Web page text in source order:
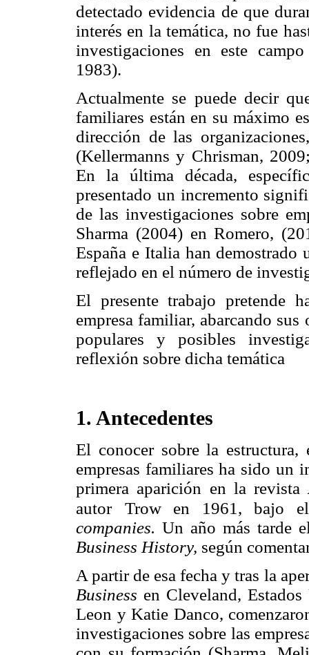
detectado evidencia de que
interés en la temática, no fue
investigaciones en este
1983).
Actualmente se puede decir
familiares están en su máximo
dirección de las
(Kellermanns y Chrisman,
En la última década,
presentado un incremento
de las investigaciones sobre
Sharma (2004) en Romero,
España e Italia han
reflejado en el número de
El presente trabajo pretende
empresa familiar, abarcando
populares y posibles
reflexión sobre dicha temática
1. Antecedentes
El conocer sobre la
empresas familiares ha sido un
primera aparición en la revista
autor
Trow en 1961, bajo
companies. Un año más tarde
Business History, según
A partir de esa fecha y tras la
Business en Cleveland,
Leon y Katie Danco,
investigaciones sobre las